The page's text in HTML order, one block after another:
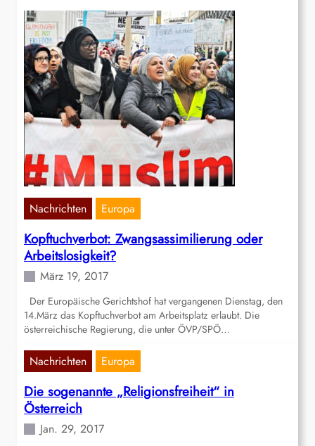
Nachrichten Europa
Kopftuchverbot: Zwangsassimilierung oder
Arbeitslosigkeit?
März 19, 2017
Der Europäische Gerichtshof hat vergangenen Dienstag, den
14.März das Kopftuchverbot am Arbeitsplatz erlaubt. Die
österreichische Regierung, die unter ÖVP/SPÖ…
Nachrichten Europa
Die sogenannte „Religionsfreiheit“ in
Österreich
Jan. 29, 2017